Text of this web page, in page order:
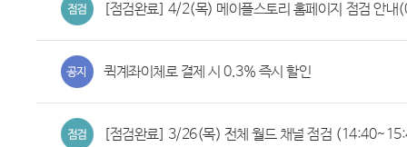
[점검완료] 4/2(목) 메이플스토리 홈페이지 점검 안
퀵계좌이체로 결제 시 0.3% 즉시 할인
[점검완료] 3/26(목) 전체 월드 채널 점검